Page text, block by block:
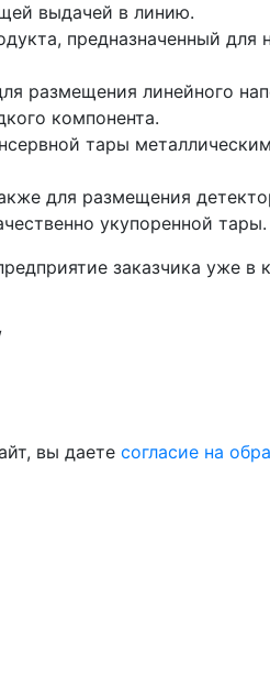
выдачей в линию.
предназначенный
линейного
компонента.
тары
для размещения
укупоренной тары.
заказчика уже в
вы даете согласие на